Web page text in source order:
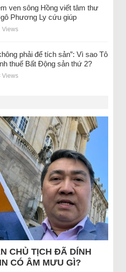
ven sông Hồng viết tâm thư
Phương Ly cứu giúp
Views
phải để tích sản”: Vì sao Tô
thuế Bất Động sản thứ 2?
Views
CHỦ TỊCH ĐÃ DÍNH
CÓ ÂM MƯU GÌ?